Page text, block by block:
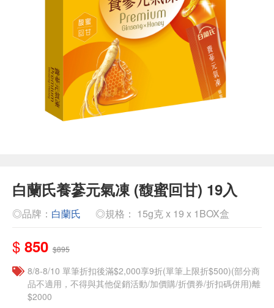
白蘭氏養蔘元氣凍 (馥蜜回甘) 19入
◎品牌： 白蘭氏 ◎規格： 15g克 x 19 x 1BOX盒
$ 850 $895
8/8-8/10 單筆折扣後滿$2,000享9折(單筆上限折$500)(部分商
品不適用，不得與其他促銷活動/加價購/折價券/折扣碼併用)離
$2000